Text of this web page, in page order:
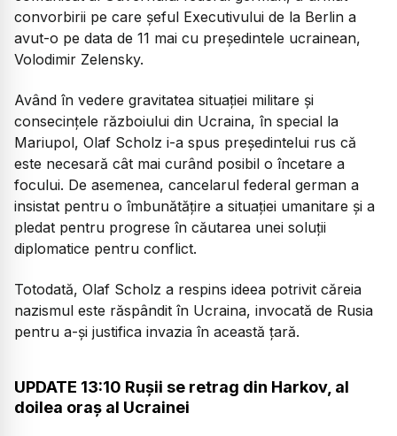
convorbirii pe care șeful Executivului de la Berlin a
avut-o pe data de 11 mai cu președintele ucrainean,
Volodimir Zelensky.
Având în vedere gravitatea situației militare și
consecințele războiului din Ucraina, în special la
Mariupol, Olaf Scholz i-a spus președintelui rus că
este necesară cât mai curând posibil o încetare a
focului. De asemenea, cancelarul federal german a
insistat pentru o îmbunătățire a situației umanitare și a
pledat pentru progrese în căutarea unei soluții
diplomatice pentru conflict.
Totodată, Olaf Scholz a respins ideea potrivit căreia
nazismul este răspândit în Ucraina, invocată de Rusia
pentru a-și justifica invazia în această țară.
UPDATE 13:10 Ruşii se retrag din Harkov, al
doilea oraş al Ucrainei